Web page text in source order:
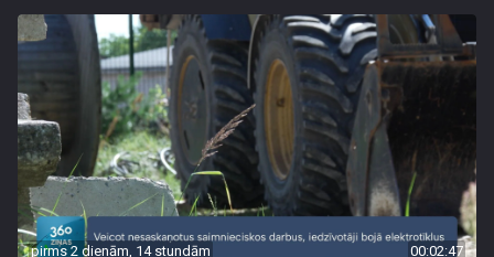
pirms 2 dienām, 14 stundām 00:02:47